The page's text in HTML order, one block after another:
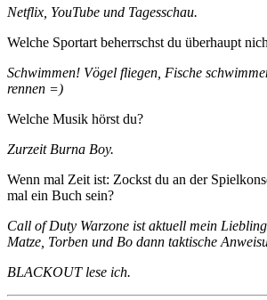
Netflix, YouTube und Tagesschau.
Welche Sportart beherrschst du überhaupt
Schwimmen! Vögel fliegen, Fische
rennen =)
Welche Musik hörst du?
Zurzeit Burna Boy.
Wenn mal Zeit ist: Zockst du an der
mal ein Buch sein?
Call of Duty Warzone ist aktuell mein
Matze, Torben und Bo dann taktische
BLACKOUT lese ich.